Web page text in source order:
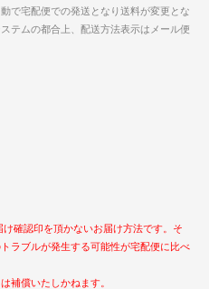
で宅配便での発送となり送料が変更とな
テムの都合上、配送方法表示はメール便
確認印を頂かないお届け方法です。そ
ラブルが発生する可能性が宅配便に比べ
補償いたしかねます。